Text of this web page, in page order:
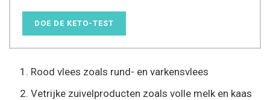
DOE DE KETO-TEST
Rood vlees zoals rund- en varkensvlees
Vetrijke zuivelproducten zoals volle melk en kaas